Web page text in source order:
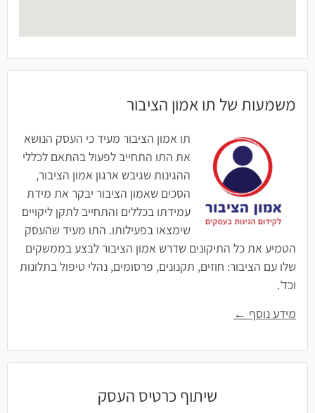
משמעות של תו אמון הציבור
תו אמון הציבור מעיד כי העסק הנושא
את התו התחייב לפעול בהתאם לכללי
ההגינות שגיבש ארגון אמון הציבור,
הסכים שאמון הציבור יבקר את מידת
עמידתו בכללים והתחייב לתקן ליקויים
שימצאו בפעילותו. התו מעיד שהעסק
הטמיע את כל התיקונים שדרש אמון הציבור לבצע בממשקים
שלו עם הציבור: חוזים, תקנונים, פרסומים, נהלי טיפול בתלונות
וכד'.
מידע נוסף ←
שיתוף כרטיס העסק